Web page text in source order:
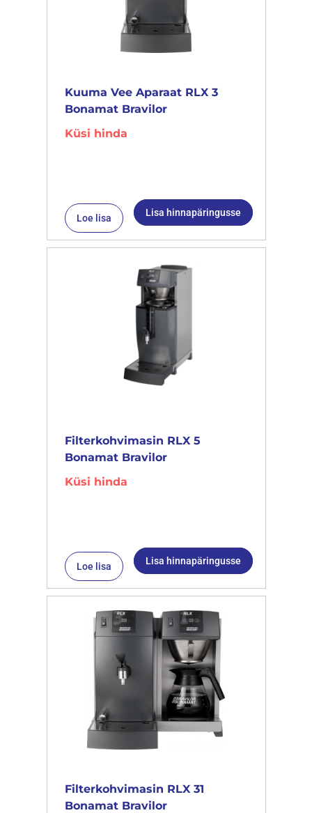
Kuuma Vee Aparaat RLX 3
Bonamat Bravilor
Küsi hinda
Loe lisa Lisa hinnapäringusse
Filterkohvimasin RLX 5
Bonamat Bravilor
Küsi hinda
Loe lisa Lisa hinnapäringusse
Filterkohvimasin RLX 31
Bonamat Bravilor